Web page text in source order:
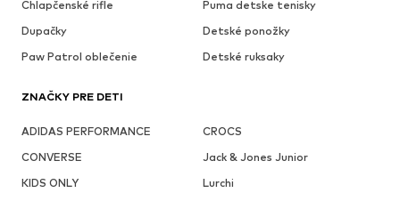
Chlapčenské rifle
Puma detske tenisky
Dupačky
Detské ponožky
Paw Patrol oblečenie
Detské ruksaky
ZNAČKY PRE DETI
ADIDAS PERFORMANCE
CROCS
CONVERSE
Jack & Jones Junior
KIDS ONLY
Lurchi